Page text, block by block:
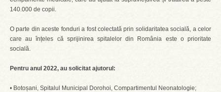
140.000 de copii.
O parte din aceste fonduri a fost colectată prin solidaritatea socială, a celor
care au înțeles că sprijinirea spitalelor din România este o prioritate
socială.
Pentru anul 2022, au solicitat ajutorul:
• Botoșani, Spitalul Municipal Dorohoi, Compartimentul Neonatologie;